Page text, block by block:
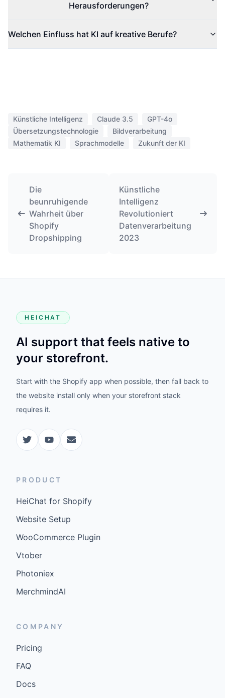
Herausforderungen?
Welchen Einfluss hat KI auf kreative Berufe?
Künstliche Intelligenz Claude 3.5
GPT-4o
Übersetzungstechnologie
Bildverarbeitung
Mathematik KI
Sprachmodelle Zukunft der KI
Die
beunruhigende
Wahrheit über
Shopify
Dropshipping
Künstliche
Intelligenz
Revolutioniert
Datenverarbeitung
2023
HEICHAT
AI support that feels native to
your storefront.
Start with the Shopify app when possible, then fall back to
the website install only when your storefront stack
requires it.
PRODUCT
HeiChat for Shopify
Website Setup
WooCommerce Plugin
Vtober
Photoniex
MerchmindAI
COMPANY
Pricing
FAQ
Docs